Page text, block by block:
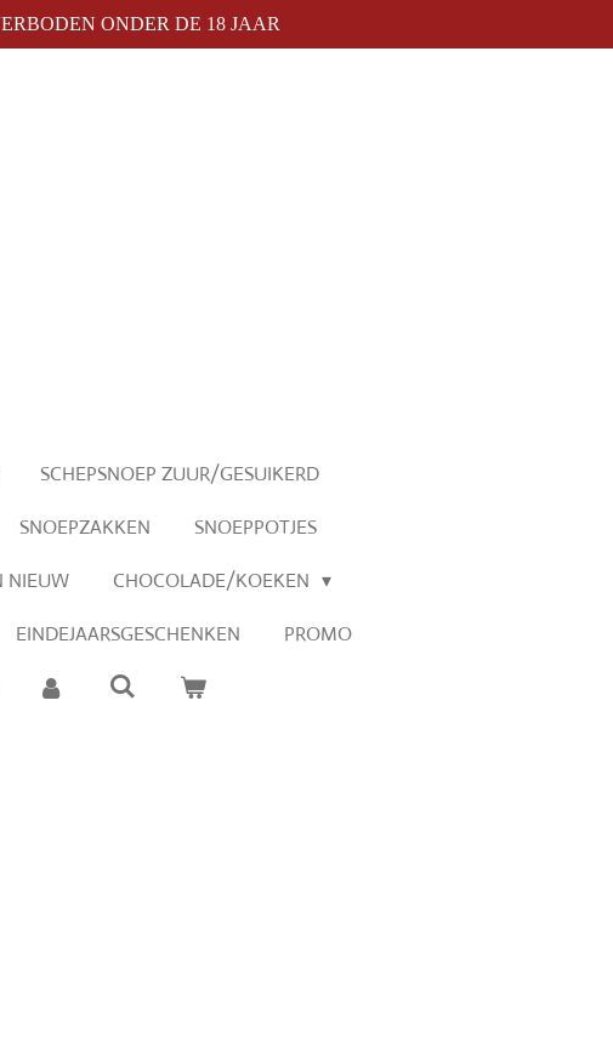
ONDER DE 18 JAAR
SCHEPSNOEP ZUUR/GESUIKERD
SNOEPZAKKEN SNOEPPOTJES
NIEUW CHOCOLADE/KOEKEN
EINDEJAARSGESCHENKEN PROMO